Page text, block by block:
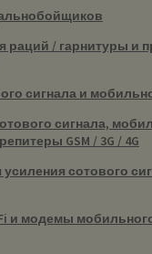
раций / гарнитуры и
сигнала и
сигнала,
GSM / 3G / 4G
сотового
и модемы мобильного